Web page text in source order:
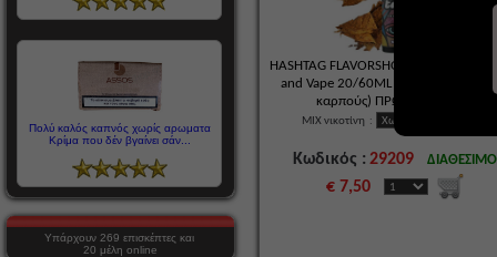
Πολύ καλός καπνός χωρίς αρωματα
Κρίμα που δέν βγαίνει σάν...
Υπάρχουν 269 επισκέπτες και
20 μέλη online
HASHTAG FLAVORSHOTS 3BECCA 07
and Vape 20/60ML (καπνικό με
καρπούς) ΠΡΩΗΝ 3ΜΠΕΚΑ
MIX νικοτίνη :
Κωδικός : 29209 ΔΙΑΘΕΣΙΜΟ
€ 7,50